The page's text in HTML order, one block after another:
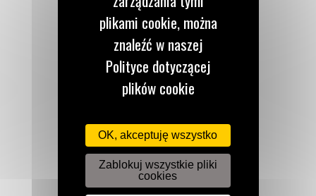
Zadzwoń do nas
122 100 122
WYŚLIJ WIADOMOŚĆ
plikami cookie, można
znaleźć w naszej
Polityce dotyczącej
plików cookie
OK, akceptuję wszystko
Zablokuj wszystkie pliki
cookies